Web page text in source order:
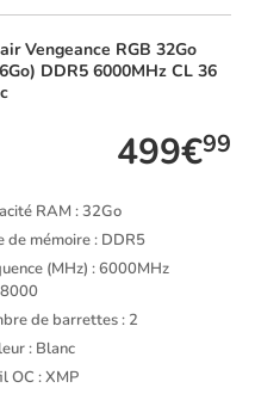
Vengeance RGB 32Go
DDR5 6000MHz CL 36
499€99
RAM : 32Go
de mémoire : DDR5
(MHz) : 6000MHz
de barrettes : 2
: Blanc
OC : XMP